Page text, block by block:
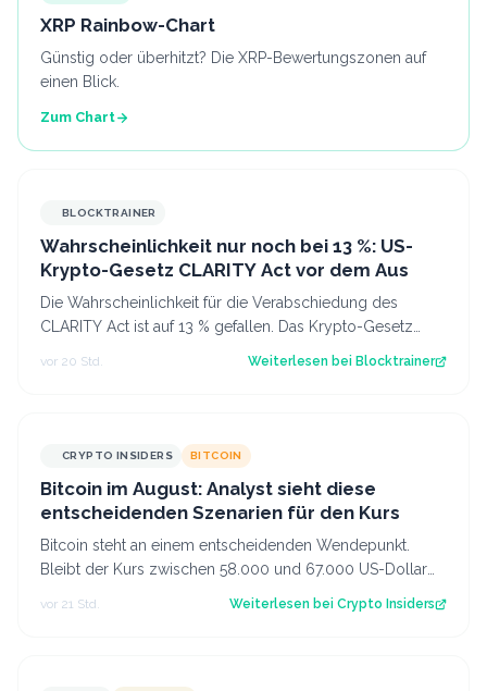
XRP Rainbow-Chart
Günstig oder überhitzt? Die XRP-Bewertungszonen auf
einen Blick.
Zum Chart
BLOCKTRAINER
Wahrscheinlichkeit nur noch bei 13 %: US-
Krypto-Gesetz CLARITY Act vor dem Aus
Die Wahrscheinlichkeit für die Verabschiedung des
CLARITY Act ist auf 13 % gefallen. Das Krypto-Gesetz
vor 20 Std. Weiterlesen bei Blocktrainer
CRYPTO INSIDERS BITCOIN
Bitcoin im August: Analyst sieht diese
entscheidenden Szenarien für den Kurs
Bitcoin steht an einem entscheidenden Wendepunkt.
Bleibt der Kurs zwischen 58.000 und 67.000 US-Dollar
vor 21 Std. Weiterlesen bei Crypto Insiders